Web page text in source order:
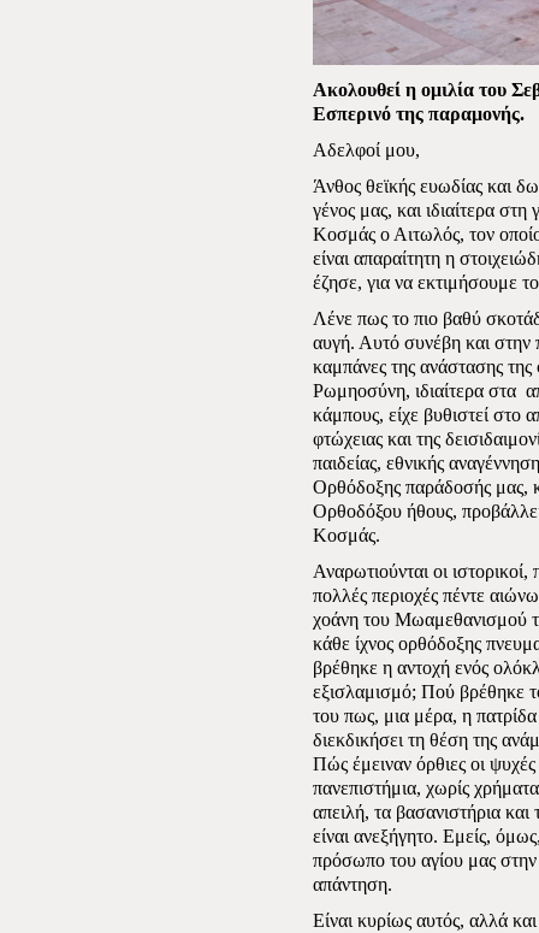
Ακολουθεί η ομιλία του
Εσπερινό της παραμονής.
Αδελφοί μου,
Άνθος θεϊκής ευωδίας και
γένος μας, και ιδιαίτερα
Κοσμάς ο Αιτωλός, τον
είναι απαραίτητη η
έζησε, για να εκτιμήσουμε
Λένε πως το πιο βαθύ
αυγή. Αυτό συνέβη και στην
καμπάνες της ανάστασης
Ρωμηοσύνη, ιδιαίτερα στα
κάμπους, είχε βυθιστεί στο
φτώχειας και της
παιδείας, εθνικής
Ορθόδοξης παράδοσής μας,
Ορθοδόξου ήθους,
Κοσμάς.
Αναρωτιούνται οι
πολλές περιοχές πέντε
χοάνη του Μωαμεθανισμού
κάθε ίχνος ορθόδοξης
βρέθηκε η αντοχή ενός
εξισλαμισμό; Πού βρέθηκε
του πως, μια μέρα, η
διεκδικήσει τη θέση της
Πώς έμειναν όρθιες οι
πανεπιστήμια, χωρίς
απειλή, τα βασανιστήρια και
είναι ανεξήγητο. Εμείς,
πρόσωπο του αγίου μας στην
απάντηση.
Είναι κυρίως αυτός, αλλά